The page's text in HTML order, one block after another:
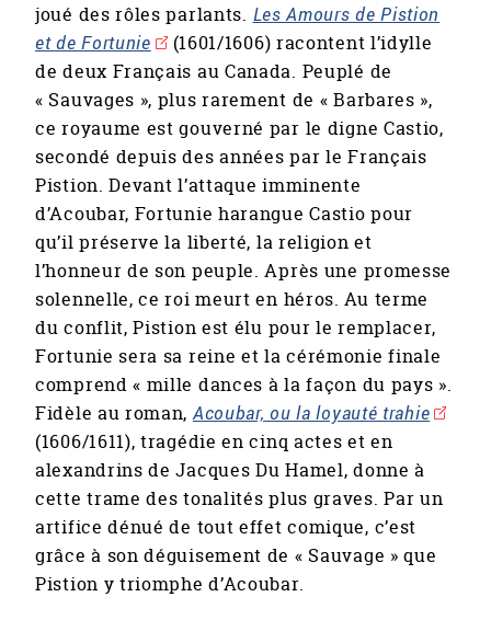
joué des rôles parlants. Les Amours de Pistion
et de Fortunie
(1601/1606) racontent l’idylle
de deux Français au Canada. Peuplé de
« Sauvages », plus rarement de « Barbares »,
ce royaume est gouverné par le digne Castio,
secondé depuis des années par le Français
Pistion. Devant l’attaque imminente
d’Acoubar, Fortunie harangue Castio pour
qu’il préserve la liberté, la religion et
l’honneur de son peuple. Après une promesse
solennelle, ce roi meurt en héros. Au terme
du conflit, Pistion est élu pour le remplacer,
Fortunie sera sa reine et la cérémonie finale
comprend « mille dances à la façon du pays ».
Fidèle au roman,Acoubar, ou la loyauté trahie
(1606/1611), tragédie en cinq actes et en
alexandrins de Jacques Du Hamel, donne à
cette trame des tonalités plus graves. Par un
artifice dénué de tout effet comique, c’est
grâce à son déguisement de « Sauvage » que
Pistion y triomphe d’Acoubar.